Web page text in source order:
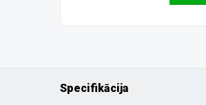
Specifikācija